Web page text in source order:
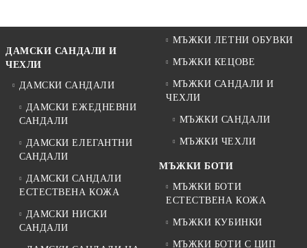
ДАМСКИ САНДАЛИ И
ЧЕХЛИ
ДАМСКИ САНДАЛИ
ДАМСКИ ЕЖЕДНЕВНИ
САНДАЛИ
ДАМСКИ ЕЛЕГАНТНИ
САНДАЛИ
ДАМСКИ САНДАЛИ
ЕСТЕСТВЕНА КОЖА
ДАМСКИ НИСКИ
САНДАЛИ
МЪЖКИ ЛЕТНИ ОБУВКИ
МЪЖКИ КЕЦОВЕ
МЪЖКИ САНДАЛИ И
ЧЕХЛИ
МЪЖКИ САНДАЛИ
МЪЖКИ ЧЕХЛИ
МЪЖКИ БОТИ
МЪЖКИ БОТИ
ЕСТЕСТВЕНА КОЖА
МЪЖКИ КУБИНКИ
МЪЖКИ БОТИ С ЦИП